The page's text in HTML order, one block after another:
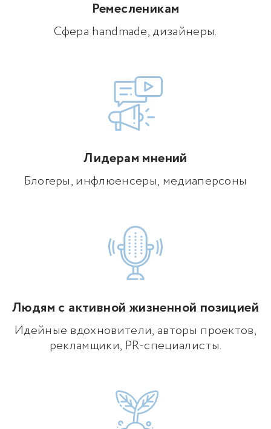
Ремесленикам
Сфера handmade, дизайнеры.
Лидерам мнений
Блогеры, инфлюенсеры, медиаперсоны
Людям с активной жизненной позицией
Идейные вдохновители, авторы проектов,
рекламщики, PR-специалисты.